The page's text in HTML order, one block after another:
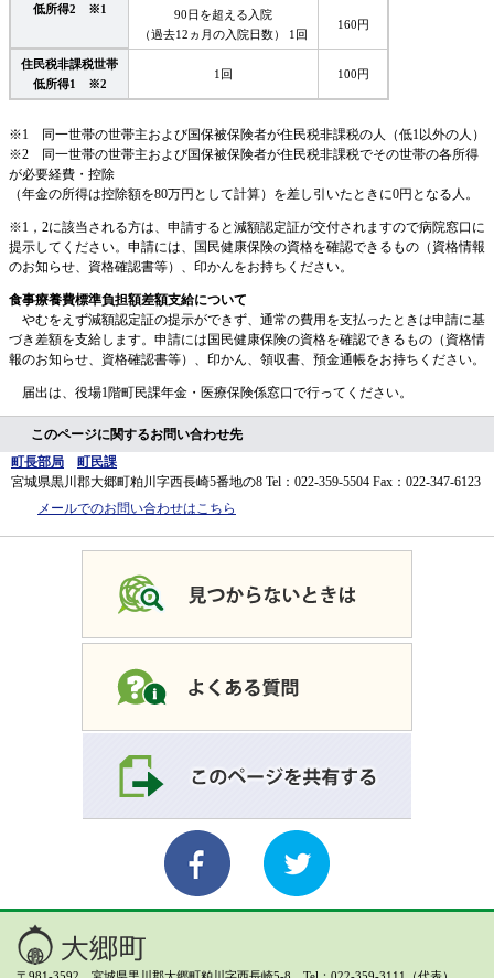
低所得2 ※1
90日を超える入院
（過去12ヵ月の入院日数） 1回
160円
住民税非課税世帯
低所得1 ※2
1回 100円
※1 同一世帯の世帯主および国保被保険者が住民税非課税の人（低1以外の人）
※2 同一世帯の世帯主および国保被保険者が住民税非課税でその世帯の各所得
が必要経費・控除
（年金の所得は控除額を80万円として計算）を差し引いたときに0円となる人。
※1，2に該当される方は、申請すると減額認定証が交付されますので病院窓口に
提示してください。申請には、国民健康保険の資格を確認できるもの（資格情報
のお知らせ、資格確認書等）、印かんをお持ちください。
食事療養費標準負担額差額支給について
やむをえず減額認定証の提示ができず、通常の費用を支払ったときは申請に基
づき差額を支給します。申請には国民健康保険の資格を確認できるもの（資格情
報のお知らせ、資格確認書等）、印かん、領収書、預金通帳をお持ちください。
届出は、役場1階町民課年金・医療保険係窓口で行ってください。
このページに関するお問い合わせ先
町長部局
町民課
宮城県黒川郡大郷町粕川字西長崎5番地の8 Tel：022-359-5504 Fax：022-347-6123
メールでのお問い合わせはこちら